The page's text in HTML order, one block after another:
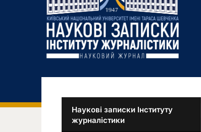
Наукові записки Інституту
журналістики